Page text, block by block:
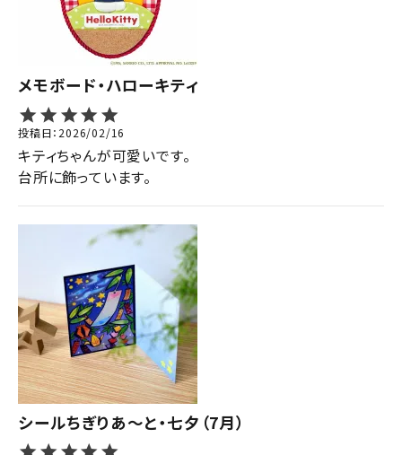
メモボード・ハローキティ
投稿日 2026/02/16
キティちゃんが可愛いです。
台所に飾っています。
シールちぎりあ～と・七夕（7月）